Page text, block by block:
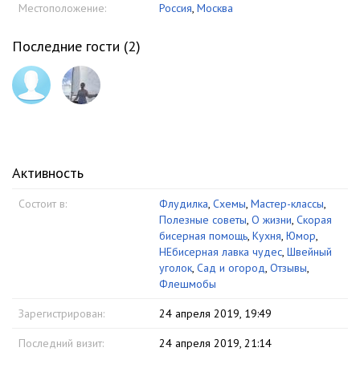
Местоположение: Россия, Москва
Последние гости (2)
Активность
Состоит в: Флудилка, Схемы, Мастер-классы,
Полезные советы, О жизни, Скорая
бисерная помощь, Кухня, Юмор,
НЕбисерная лавка чудес, Швейный
уголок, Сад и огород, Отзывы,
Флешмобы
Зарегистрирован: 24 апреля 2019, 19:49
Последний визит: 24 апреля 2019, 21:14